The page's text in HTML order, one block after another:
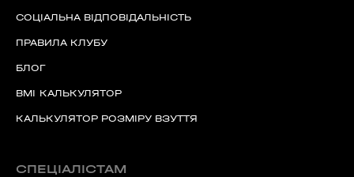
СОЦІАЛЬНА ВІДПОВІДАЛЬНІСТЬ
ПРАВИЛА КЛУБУ
БЛОГ
BMI КАЛЬКУЛЯТОР
КАЛЬКУЛЯТОР РОЗМІРУ ВЗУТТЯ
СПЕЦІАЛІСТАМ